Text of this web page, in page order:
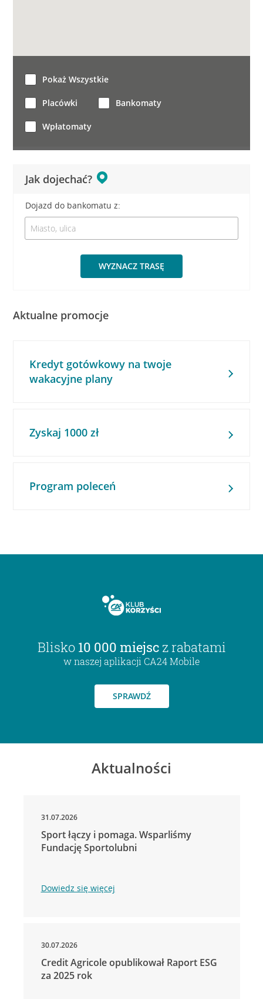
Jak dojechać?
Dojazd do bankomatu z:
WYZNACZ TRASĘ
Pokaż Wszystkie
Placówki Bankomaty
Wpłatomaty
Aktualne promocje
Kredyt gotówkowy na twoje
wakacyjne plany
Zyskaj 1000 zł
Program poleceń
Blisko 10 000 miejsc z rabatami
w naszej aplikacji CA24 Mobile
SPRAWDŹ
Aktualności
31.07.2026
Sport łączy i pomaga. Wsparliśmy
Fundację Sportolubni
Dowiedz się więcej
30.07.2026
Credit Agricole opublikował Raport ESG
za 2025 rok